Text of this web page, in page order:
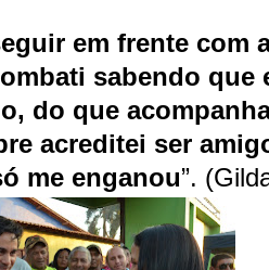
em frente com
sabendo que
do que
acreditei ser
me enganou”.